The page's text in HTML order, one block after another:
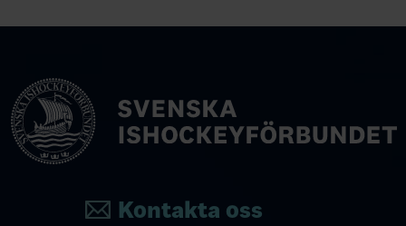
Kontakta oss